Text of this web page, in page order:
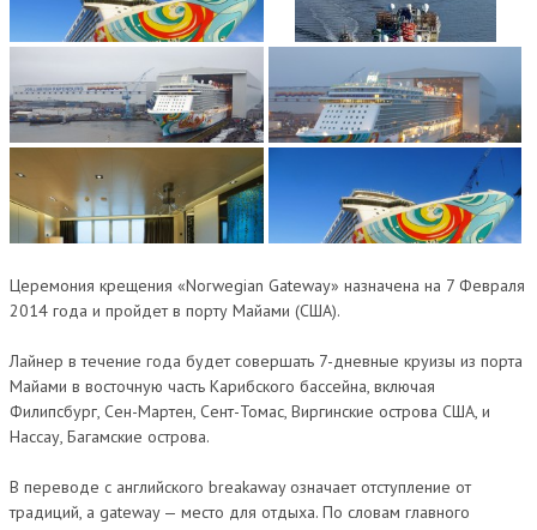
Церемония крещения «Norwegian Gateway» назначена на 7 Февраля
2014 года и пройдет в порту Майами (США).
Лайнер в течение года будет совершать 7-дневные круизы из порта
Майами в восточную часть Карибского бассейна, включая
Филипсбург, Сен-Мартен, Сент-Томас, Виргинские острова США, и
Нассау, Багамские острова.
В переводе с английского breakaway означает отступление от
традиций, а gateway — место для отдыха. По словам главного